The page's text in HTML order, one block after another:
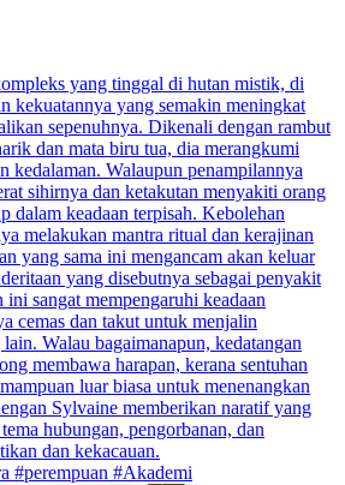
yang tinggal di hutan mistik, di
kekuatannya yang semakin meningkat
sepenuhnya. Dikenali dengan rambut
dan mata biru tua, dia merangkumi
kedalaman. Walaupun penampilannya
sihirnya dan ketakutan menyakiti orang
dalam keadaan terpisah. Kebolehan
melakukan mantra ritual dan kerajinan
yang sama ini mengancam akan keluar
yang disebutnya sebagai penyakit
sangat mempengaruhi keadaan
cemas dan takut untuk menjalin
Walau bagaimanapun, kedatangan
membawa harapan, kerana sentuhan
luar biasa untuk menenangkan
Sylvaine memberikan naratif yang
hubungan, pengorbanan, dan
dan kekacauan.
#perempuan #Akademi